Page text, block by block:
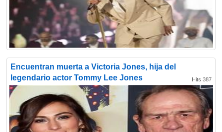
Encuentran muerta a Victoria Jones, hija del
legendario actor Tommy Lee Jones
Hits 387